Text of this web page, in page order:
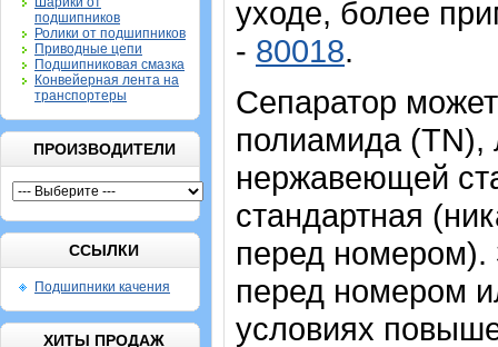
подшипников
Ролики от подшипников
Приводные цепи
Подшипниковая смазка
Конвейерная лента на
транспортеры
ПРОИЗВОДИТЕЛИ
ССЫЛКИ
Подшипники качения
ХИТЫ ПРОДАЖ
уходе, более
- 80018.
Сепаратор
полиамида (TN),
нержавеющей
стандартная
перед
перед номером
условиях